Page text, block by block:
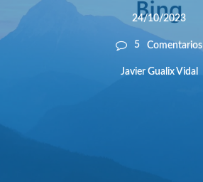
24/10/2023
5 Comentarios
Javier Gualix Vidal